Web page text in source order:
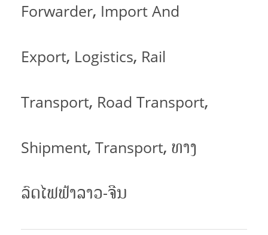
Forwarder, Import And
Export, Logistics, Rail
Transport, Road Transport,
Shipment, Transport, ທາງ
ລົດໄຟຟ້າລາວ-ຈີນ